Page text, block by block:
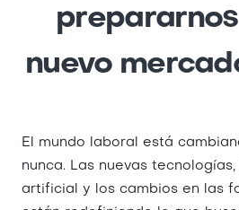
nuevo
El mundo laboral está
nunca. Las nuevas
artificial y los cambios en las